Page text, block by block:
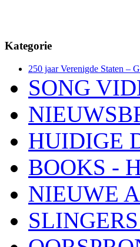
Kategorie
250 jaar Verenigde Staten –
SONG
HUIDIGE
BOOKS -
NIEUWE